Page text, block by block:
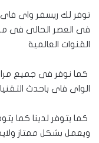
توفر لك ريسفر واى
فى العصر الحالى فى
القنوات العالمية
كما نوفر فى جميع
الواى فاى باحدث
كما يتوفر لدينا كما
ويعمل بشكل ممتاز